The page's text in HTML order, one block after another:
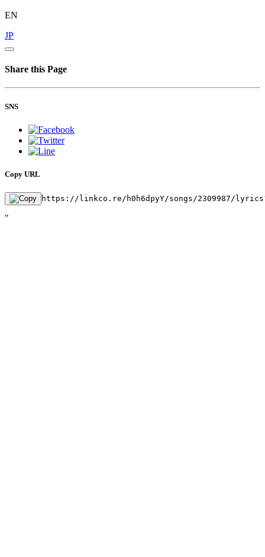
EN
JP
Share this Page
SNS
Copy URL
https://linkco.re/h0h6dpyY/songs/2309987/
"